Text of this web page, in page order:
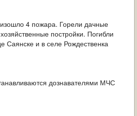
4 пожара. Горели дачные
постройки. Погибли
Саянске и в селе Рождественка
дознавателями МЧС